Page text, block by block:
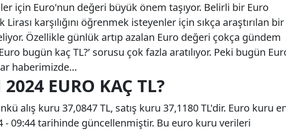
için Euro'nun değeri büyük önem taşıyor. Belirli bir Euro
Lirası karşılığını öğrenmek isteyenler için sıkça araştırılan bir
Özellikle günlük artıp azalan Euro değeri çokça gündem
bugün kaç TL?’ sorusu çok fazla aratılıyor. Peki bugün
haberimizde…
EURO KAÇ TL?
alış kuru 37,0847 TL, satış kuru 37,1180 TL'dir. Euro kuru
- 09:44 tarihinde güncellenmiştir. Bu euro kuru verileri